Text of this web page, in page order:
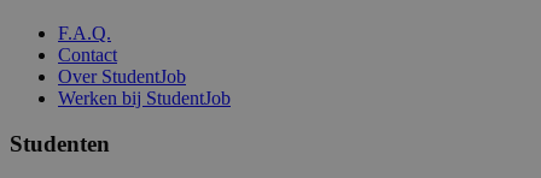
F.A.Q.
Contact
Over StudentJob
Werken bij StudentJob
Studenten